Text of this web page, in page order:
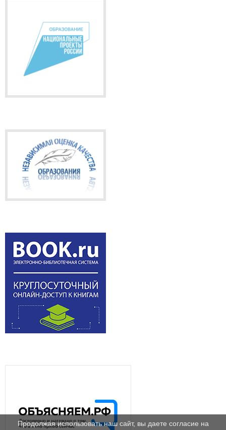
Продолжая использовать наш сайт, вы даете согласие на